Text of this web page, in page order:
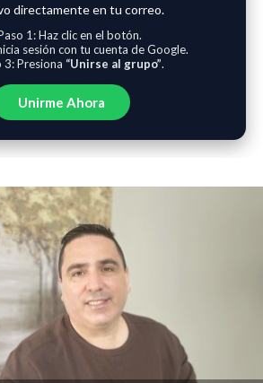
directamente en tu correo.
1: Haz clic en el botón.
sesión con tu cuenta de Google.
3: Presiona “Unirse al grupo”.
Unirme Ahora